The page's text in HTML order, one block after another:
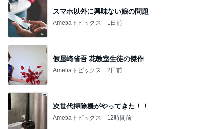
スマホ以外に興味ない娘の問題
Amebaトピックス 1日前
假屋崎省吾 花教室生徒の傑作
Amebaトピックス 2日前
次世代掃除機がやってきた！！
Amebaトピックス 12時間前